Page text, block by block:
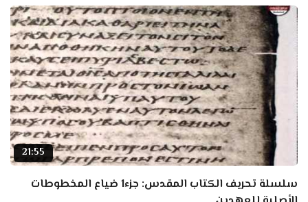
21:55
سلسلة تحريف الكتاب المقدس: جزء1 ضياع المخطوطات